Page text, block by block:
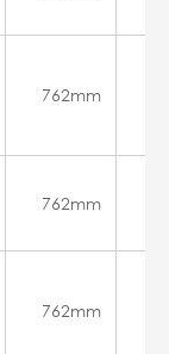
762mm
762mm
762mm